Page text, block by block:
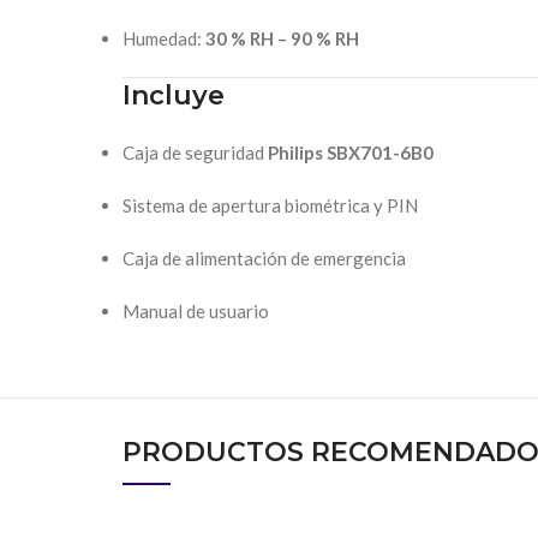
Humedad: 30 % RH – 90 % RH
Incluye
Caja de seguridad Philips SBX701-6B0
Sistema de apertura biométrica y PIN
Caja de alimentación de emergencia
Manual de usuario
PRODUCTOS